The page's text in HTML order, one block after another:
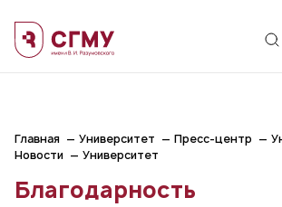
Главная Университет Пресс-центр
Новости
Университет
Благодарность